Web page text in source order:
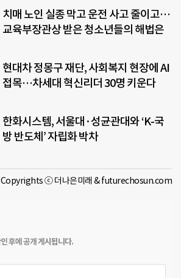
치매 노인 실종 막고 운전 사고 줄이고…
교육부장관상 받은 청소년들의 해법은
현대차 정몽구 재단, 사회복지 현장에 AI
접목…차세대 혁신리더 30명 키운다
한화시스템, 서울대·성균관대와 ‘K-국
방 반도체’ 자립화 박차
Copyrights ⓒ 더나은미래 & futurechosun.com